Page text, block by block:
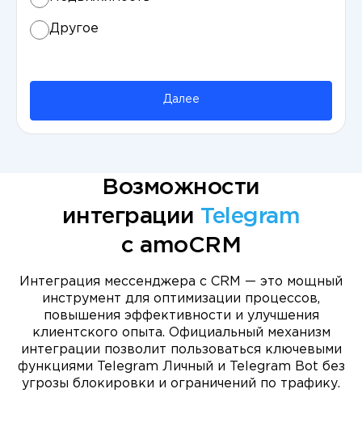
Другое
Далее
Возможности
интеграции Telegram
с amoCRM
Интеграция мессенджера с CRM — это мощный
инструмент для оптимизации процессов,
повышения эффективности и улучшения
клиентского опыта. Официальный механизм
интеграции позволит пользоваться ключевыми
функциями Telegram Личный и Telegram Bot без
угрозы блокировки и ограничений по трафику.